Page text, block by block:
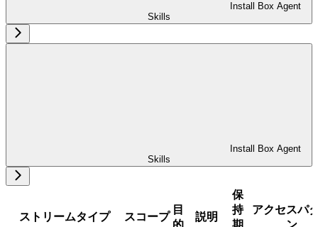
Install Box Agent
Skills
Install Box Agent
Skills
ストリームタイプ スコープ
目
説明
保
持
アクセスパ